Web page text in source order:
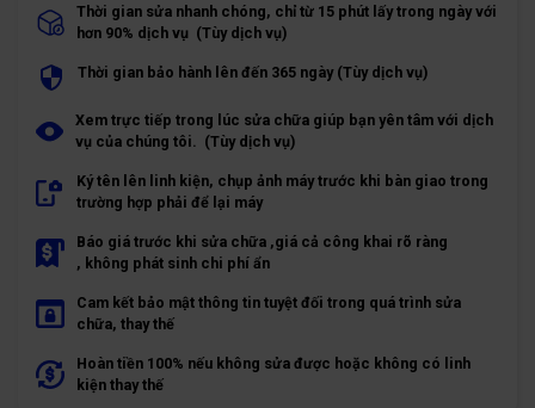
Thời gian sửa nhanh chóng, chỉ từ 15 phút lấy trong ngày với
hơn 90% dịch vụ (Tùy dịch vụ)
Thời gian bảo hành lên đến 365 ngày (Tùy dịch vụ)
Xem trực tiếp trong lúc sửa chữa giúp bạn yên tâm với dịch
vụ của chúng tôi. (Tùy dịch vụ)
Ký tên lên linh kiện, chụp ảnh máy trước khi bàn giao trong
trường hợp phải để lại máy
Báo giá trước khi sửa chữa ,giá cả công khai rõ ràng
, không phát sinh chi phí ẩn
Cam kết bảo mật thông tin tuyệt đối trong quá trình sửa
chữa, thay thế
Hoàn tiền 100% nếu không sửa được hoặc không có linh
kiện thay thế